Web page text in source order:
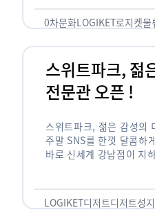
0차문화LOGIKET로지켓물
스위트파크, 젊
전문관 오픈 !
스위트파크, 젊은 감성의
주말 SNS를 한껏 달콤하
바로 신세계 강남점이 지
LOGIKET디저트디저트성지